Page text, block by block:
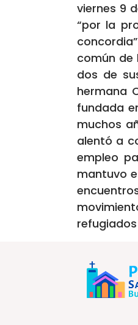
viernes 9
“por la
común de
dos de
hermana
fundada
muchos
alentó a
empleo
mantuvo
refugiados